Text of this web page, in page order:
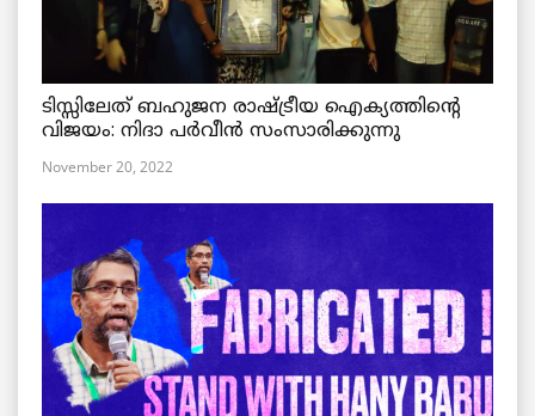
ടിസ്സിലേത് ബഹുജന രാഷ്ട്രീയ ഐക്യത്തിന്റെ
വിജയം: നിദാ പർവീൻ സംസാരിക്കുന്നു
November 20, 2022